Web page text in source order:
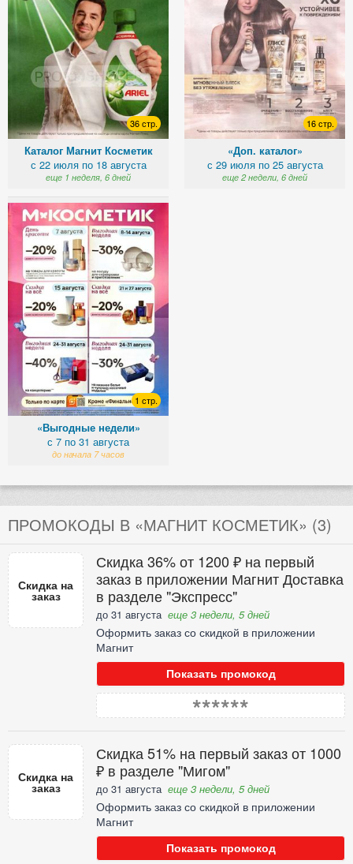
36 стр.
Каталог Магнит Косметик
с 22 июля по 18 августа
еще 1 неделя, 6 дней
16 стр.
«Доп. каталог»
с 29 июля по 25 августа
еще 2 недели, 6 дней
1 стр.
«Выгодные недели»
с 7 по 31 августа
до начала 7 часов
ПРОМОКОДЫ В «МАГНИТ КОСМЕТИК» (3)
Скидка на
заказ
Скидка 36% от 1200 ₽ на первый
заказ в приложении Магнит Доставка
в разделе "Экспресс"
до 31 августа еще 3 недели, 5 дней
Оформить заказ со скидкой в приложении
Магнит
Показать промокод
******
Скидка на
заказ
Скидка 51% на первый заказ от 1000
₽ в разделе "Мигом"
до 31 августа еще 3 недели, 5 дней
Оформить заказ со скидкой в приложении
Магнит
Показать промокод